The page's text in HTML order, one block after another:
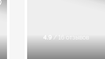
4.9/ 16 отзывов